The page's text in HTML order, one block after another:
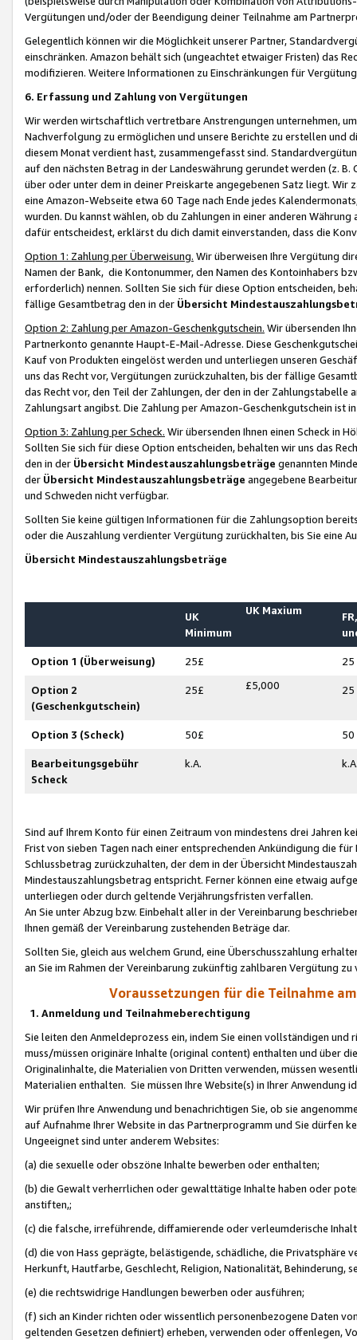
Vergütungen und/oder der Beendigung deiner Teilnahme am
Gelegentlich können wir die Möglichkeit unserer Partner,
einschränken. Amazon behält sich (ungeachtet etwaiger Fristen) das
modifizieren. Weitere Informationen zu Einschränkungen für
6. Erfassung und Zahlung von Vergütungen
Wir werden wirtschaftlich vertretbare Anstrengungen unternehmen,
Nachverfolgung zu ermöglichen und unsere Berichte zu erstellen und
diesem Monat verdient hast, zusammengefasst sind.
auf den nächsten Betrag in der Landeswährung gerundet werden (z.
über oder unter dem in deiner Preiskarte angegebenen Satz liegt.
eine Amazon-Webseite etwa 60 Tage nach Ende jedes
wurden. Du kannst wählen, ob du Zahlungen in einer anderen
dafür entscheidest, erklärst du dich damit einverstanden, dass die
Option 1: Zahlung per Überweisung. Wir überweisen Ihre Vergütung
Namen der Bank, die Kontonummer, den Namen des Kontoinhabers
erforderlich) nennen. Sollten Sie sich für diese Option entscheiden,
fällige Gesamtbetrag den in der Übersicht
Option 2: Zahlung per Amazon-Geschenkgutschein. Wir übersenden
Partnerkonto genannte Haupt-E-Mail-Adresse. Diese
Kauf von Produkten eingelöst werden und unterliegen unseren
uns das Recht vor, Vergütungen zurückzuhalten, bis der fällige
das Recht vor, den Teil der Zahlungen, der den in der
Zahlungsart angibst. Die Zahlung per Amazon-Geschenkgutschein ist
Option 3: Zahlung per Scheck. Wir übersenden Ihnen einen Scheck in
Sollten Sie sich für diese Option entscheiden, behalten wir uns das
den in der Übersicht Mindestauszahlungsbeträge genannten
der Übersicht Mindestauszahlungsbeträge angegebene
und Schweden nicht verfügbar.
Sollten Sie keine gültigen Informationen für die Zahlungsoption
oder die Auszahlung verdienter Vergütung zurückhalten, bis Sie
Übersicht Mindestauszahlungsbeträge
UK
Minimum
UK Maxium
Option 1 (Überweisung) 25£ 25
Option 2
(Geschenkgutschein)
25£ £5,000 25
Option 3 (Scheck) 50£ 50
Bearbeitungsgebühr
Scheck
k.A.
Sind auf Ihrem Konto für einen Zeitraum von mindestens drei Jahren
Frist von sieben Tagen nach einer entsprechenden Ankündigung die
Schlussbetrag zurückzuhalten, der dem in der Übersicht
Mindestauszahlungsbetrag entspricht. Ferner können eine etwaig
unterliegen oder durch geltende Verjährungsfristen verfallen.
An Sie unter Abzug bzw. Einbehalt aller in der Vereinbarung
Ihnen gemäß der Vereinbarung zustehenden Beträge dar.
Sollten Sie, gleich aus welchem Grund, eine Überschusszahlung
an Sie im Rahmen der Vereinbarung zukünftig zahlbaren Vergütung zu
Voraussetzungen für die Teilnahme
1. Anmeldung und Teilnahmeberechtigung
Sie leiten den Anmeldeprozess ein, indem Sie einen vollständigen
muss/müssen originäre Inhalte (original content) enthalten und über
Originalinhalte, die Materialien von Dritten verwenden, müssen
Materialien enthalten. Sie müssen Ihre Website(s) in Ihrer Anwendung
Wir prüfen Ihre Anwendung und benachrichtigen Sie, ob sie
auf Aufnahme Ihrer Website in das Partnerprogramm und Sie dürfen
Ungeeignet sind unter anderem Websites:
(a) die sexuelle oder obszöne Inhalte bewerben oder enthalten;
(b) die Gewalt verherrlichen oder gewalttätige Inhalte haben oder
anstiften,;
(c) die falsche, irreführende, diffamierende oder verleumderische
(d) die von Hass geprägte, belästigende, schädliche, die Privatsphäre
Herkunft, Hautfarbe, Geschlecht, Religion, Nationalität, Behinderung,
(e) die rechtswidrige Handlungen bewerben oder ausführen;
(f) sich an Kinder richten oder wissentlich personenbezogene Daten
geltenden Gesetzen definiert) erheben, verwenden oder offenlegen,